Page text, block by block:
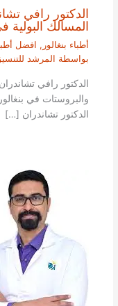
الدكتور رافي
المسالك البولية
أطباء بنغالور , افضل
بواسطة المرشد
الدكتور رافي
الدكتور تشاندران […]